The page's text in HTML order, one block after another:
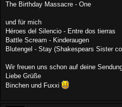
The Birthday Massacre - One
und für mich
Héroes del Silencio - Entre dos tierras
Battle Scream - Kinderaugen
Blutengel - Stay (Shakespears Sister
Wir freuen uns schon auf deine
Liebe Grüße
Binchen und Fuxxi